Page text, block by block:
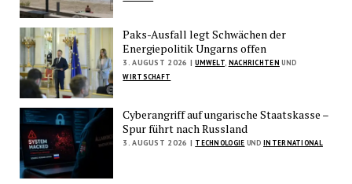
Paks-Ausfall legt Schwächen der
Energiepolitik Ungarns offen
3. AUGUST 2026 | UMWELT, NACHRICHTEN UND
WIRTSCHAFT
Cyberangriff auf ungarische Staatskasse –
Spur führt nach Russland
3. AUGUST 2026 | TECHNOLOGIE UNDINTERNATIONAL